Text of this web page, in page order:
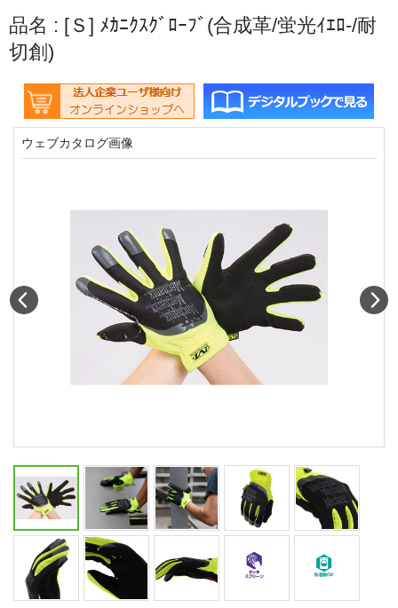
品名 : [Ｓ] ﾒｶﾆｸｽｸﾞﾛｰﾌﾞ(合成革/蛍光ｲｴﾛ-/耐
切創)
ウェブカタログ画像